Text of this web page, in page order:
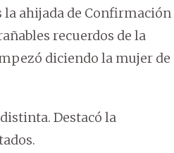
la ahijada de Confirmación
recuerdos de la
diciendo la mujer de
Destacó la